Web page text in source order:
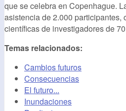
que se celebra en Copenhague.
asistencia de 2.000 participantes,
científicas de investigadores de
Temas relacionados:
Cambios futuros
Consecuencias
El futuro...
Inundaciones